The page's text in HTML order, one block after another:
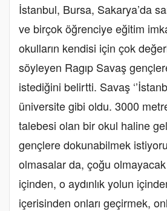
İstanbul, Bursa, Sakarya’da
ve birçok öğrenciye eğitim
okulların kendisi için çok
söyleyen Ragıp Savaş
istediğini belirtti. Savaş
üniversite gibi oldu. 3000
talebesi olan bir okul haline
gençlere dokunabilmek
olmasalar da, çoğu
içinden, o aydınlık yolun
içerisinden onları geçirmek,